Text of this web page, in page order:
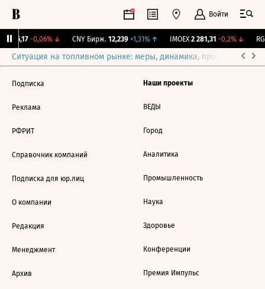
Войти
115,17 -0,06%↓ CNY Бирж. 12,239 +1,31%↑ IMOEX 2 281,31 -0,2%↓
Ситуация на топливном рынке: меры, динамика, прогнозы
Подписка
Реклама
РФРИТ
Справочник компаний
Подписка для юр.лиц
О компании
Редакция
Менеджмент
Архив
Наши проекты
ВЕДЫ
Город
Аналитика
Промышленность
Наука
Здоровье
Конференции
Премия Импульс